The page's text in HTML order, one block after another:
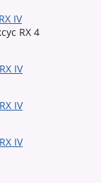
IV
RX 4